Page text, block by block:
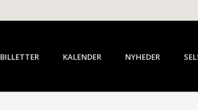
BILLETTER KALENDER NYHEDER